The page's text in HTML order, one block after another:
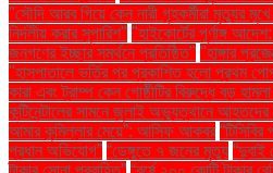
"সৌদি আরব গিয়ে কেন নারী গৃহকর্মীরা মৃত্যুর
নির্দলীয় করার সুপারিশ" "হাইকোর্টের পূর্ণাঙ্গ
জনগণের ইচ্ছার সমর্থনে প্রতিষ্ঠিত" "হাঙ্গার
"হাসপাতালে ভর্তির পর প্রকাশিত হলো প্রথম পোপ
কারা এবং ট্রাম্প কেন গোষ্ঠীটির বিরুদ্ধে বড়
কন্টিনেন্টালের সামনে জুলাই অভ্যুত্থানে আহতদের
আমার কুমিল্লার মেয়ে”: আসিফ আকবর
প্রধান অভিযোগ” “ডেঙ্গুতে ৭ জনের মৃত্যু “দুবাই